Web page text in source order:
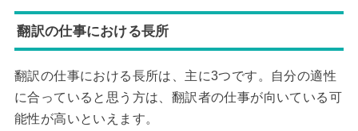
翻訳の仕事における長所
翻訳の仕事における長所は、主に3つです。自分の適性
に合っていると思う方は、翻訳者の仕事が向いている可
能性が高いといえます。